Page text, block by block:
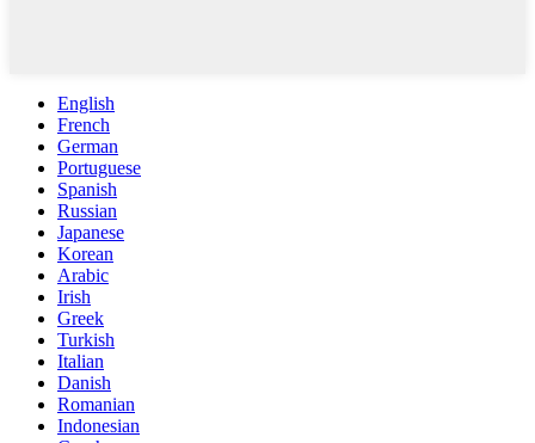
English
French
German
Portuguese
Spanish
Russian
Japanese
Korean
Arabic
Irish
Greek
Turkish
Italian
Danish
Romanian
Indonesian